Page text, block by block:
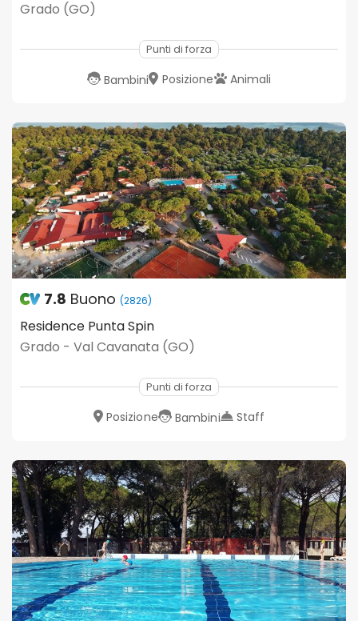
Grado (GO)
Punti di forza
Bambini Posizione Animali
7.8 Buono (2826)
Residence Punta Spin
Grado - Val Cavanata (GO)
Punti di forza
Posizione Bambini Staff